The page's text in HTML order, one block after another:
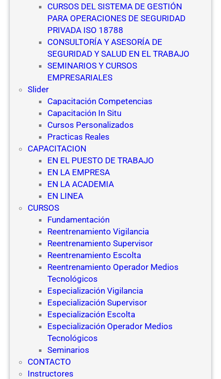
CURSOS DEL SISTEMA DE GESTIÓN
PARA OPERACIONES DE SEGURIDAD
PRIVADA ISO 18788
CONSULTORÍA Y ASESORÍA DE
SEGURIDAD Y SALUD EN EL TRABAJO
SEMINARIOS Y CURSOS
EMPRESARIALES
Slider
Capacitación Competencias
Capacitación In Situ
Cursos Personalizados
Practicas Reales
CAPACITACION
EN EL PUESTO DE TRABAJO
EN LA EMPRESA
EN LA ACADEMIA
EN LINEA
CURSOS
Fundamentación
Reentrenamiento Vigilancia
Reentrenamiento Supervisor
Reentrenamiento Escolta
Reentrenamiento Operador Medios
Tecnológicos
Especialización Vigilancia
Especialización Supervisor
Especialización Escolta
Especialización Operador Medios
Tecnológicos
Seminarios
CONTACTO
Instructores